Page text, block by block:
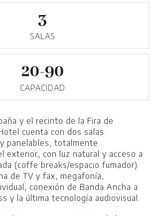
3
SALAS
20-90
CAPACIDAD
y el recinto de la Fira de
cuenta con dos salas
panelables, totalmente
exterior, con luz natural y acceso a
(coffe breaks/espacio fumador).
de TV y fax, megafonía,
conexión de Banda Ancha a
y la última tecnología audiovisual.